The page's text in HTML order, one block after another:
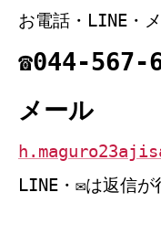
お電話・LINE・
メール
LINE・✉は返信が